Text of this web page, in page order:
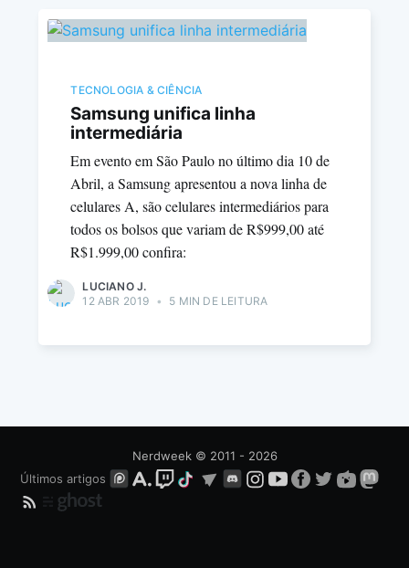
TECNOLOGIA & CIÊNCIA
Samsung unifica linha
intermediária
Em evento em São Paulo no último dia 10 de
Abril, a Samsung apresentou a nova linha de
celulares A, são celulares intermediários para
todos os bolsos que variam de R$999,00 até
R$1.999,00 confira:
LUCIANO J.
12 ABR 2019 • 5 MIN DE LEITURA
Nerdweek© 2011 - 2026
Últimos artigos